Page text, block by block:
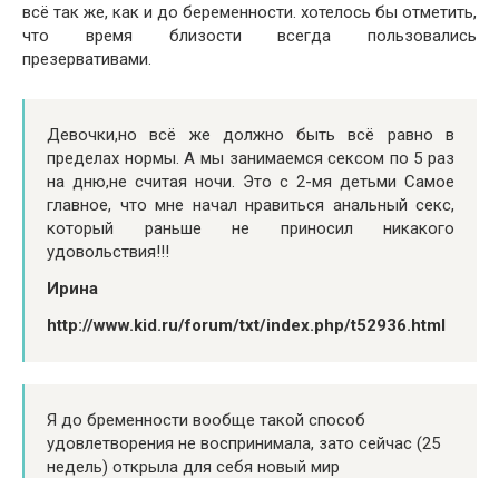
всё так же, как и до беременности. хотелось бы отметить,
что время близости всегда пользовались
презервативами.
Девочки,но всё же должно быть всё равно в
пределах нормы. А мы занимаемся сексом по 5 раз
на дню,не считая ночи. Это с 2-мя детьми Самое
главное, что мне начал нравиться анальный секс,
который раньше не приносил никакого
удовольствия!!!
Ирина
http://www.kid.ru/forum/txt/index.php/t52936.html
Я до бременности вообще такой способ
удовлетворения не воспринимала, зато сейчас (25
недель) открыла для себя новый мир